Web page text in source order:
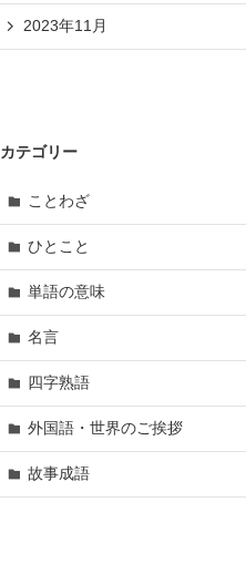
2023年11月
カテゴリー
ことわざ
ひとこと
単語の意味
名言
四字熟語
外国語・世界のご挨拶
故事成語